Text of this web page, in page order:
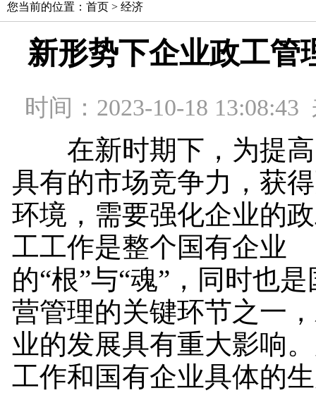
您当前的位置： 首页 > 经济
新形势下企业政工管
时间：2023-10-18
在新时期下，为提高
具有的市场竞争力，获
环境，需要强化企业的
工工作是整个国有企业
的“根”与“魂”，同时也
营管理的关键环节之一
业的发展具有重大影响
工作和国有企业具体的